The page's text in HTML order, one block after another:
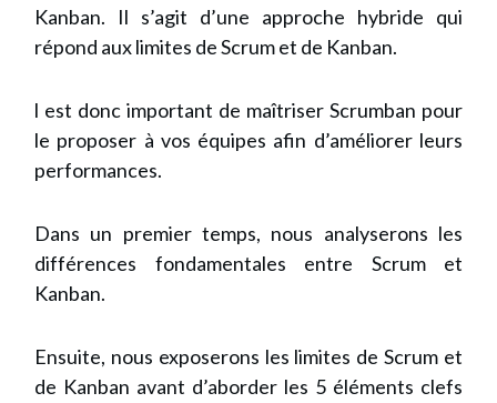
Kanban. Il s’agit d’une approche hybride qui
répond aux limites de Scrum et de Kanban.
l est donc important de maîtriser Scrumban pour
le proposer à vos équipes afin d’améliorer leurs
performances.
Dans un premier temps, nous analyserons les
différences fondamentales entre Scrum et
Kanban.
Ensuite, nous exposerons les limites de Scrum et
de Kanban avant d’aborder les 5 éléments clefs